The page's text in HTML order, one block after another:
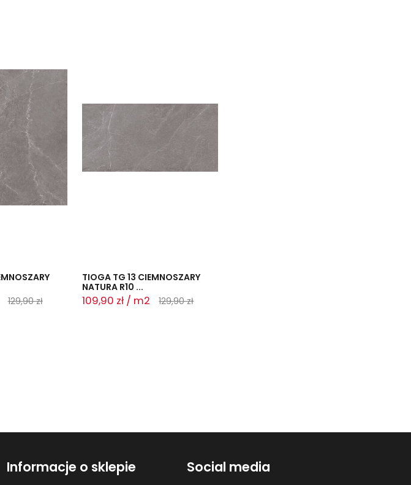
129,90 zł
TIOGA TG 13 CIEMNOSZARY
NATURA R10 ...
109,90 zł / m2 129,90 zł
Informacje o sklepie Social media